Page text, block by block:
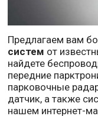
Предлагаем вам
систем от
найдете
передние
парковочные
датчик, а также
нашем интернет-